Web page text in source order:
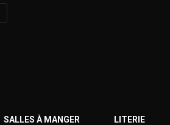
SALLES À MANGER LITERIE